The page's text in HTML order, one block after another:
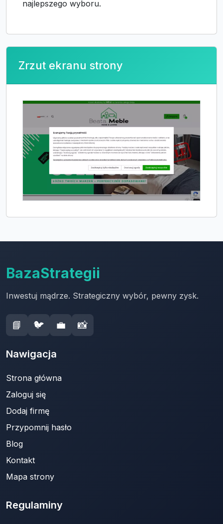
najlepszego wyboru.
Zrzut ekranu strony
BazaStrategii
Inwestuj mądrze. Strategiczny wybór, pewny zysk.
📘 🐦 💼 📸
Nawigacja
Strona główna
Zaloguj się
Dodaj firmę
Przypomnij hasło
Blog
Kontakt
Mapa strony
Regulaminy